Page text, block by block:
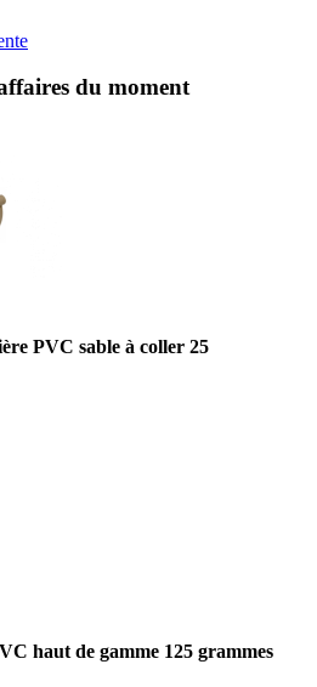
du moment
PVC sable à coller 25
haut de gamme 125 grammes